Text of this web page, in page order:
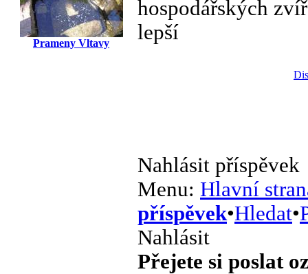
Prameny Vltavy
hospodářských
lepší
Nahlásit příspěvek
Menu: Hlavní
příspěvek•Hledat•
Nahlásit
Přejete si poslat